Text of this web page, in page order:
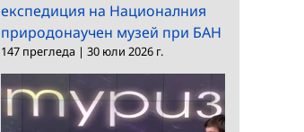
експедиция на Националния
природонаучен музей при БАН
147 прегледа | 30 юли 2026 г.